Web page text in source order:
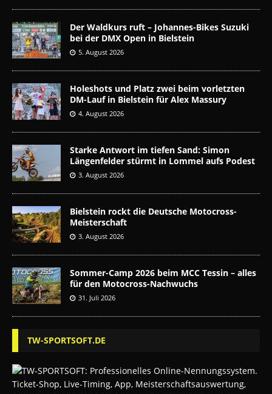
Der Waldkurs ruft – Johannes-Bikes Suzuki
bei der DMX Open in Bielstein
5. August 2026
Holeshots und Platz zwei beim vorletzten
DM-Lauf in Bielstein für Alex Massury
4. August 2026
Starke Antwort im tiefen Sand: Simon
Längenfelder stürmt in Lommel aufs Podest
3. August 2026
Bielstein rockt die Deutsche Motocross-
Meisterschaft
3. August 2026
Sommer-Camp 2026 beim MCC Tessin – alles
für den Motocross-Nachwuchs
31. Juli 2026
TW-SPORTSOFT.DE